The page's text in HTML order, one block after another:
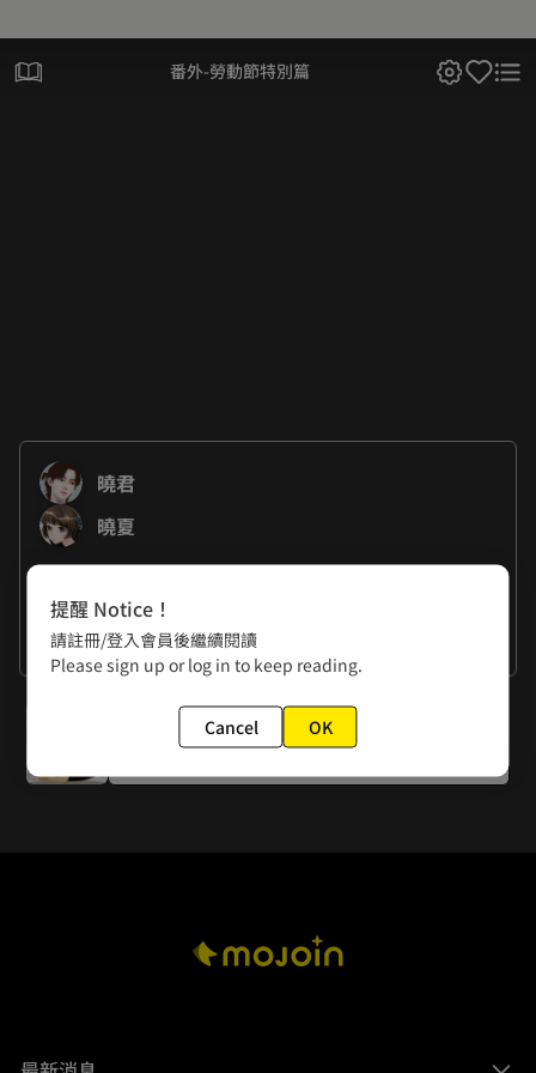
番外-勞動節特別篇
曉君
曉夏
曉君：對於非上班族的我來說，體會不到勞動節的意義…平常
都在勞動的人是應該好好休息一天不勞動；對於平常不勞動的
人來說，是不是應該勞動一天，免得愈坐愈胖？( ᵌ ⍨ ᵌ )
曉夏：沒錯!! 勞動節就是要在家裡好好睡一天!!! 但稿子還沒趕
完........!!!!o(TωT)o
看更多
提醒 Notice！
請註冊/登入會員後繼續閱讀
Please sign up or log in to keep reading.
Cancel OK